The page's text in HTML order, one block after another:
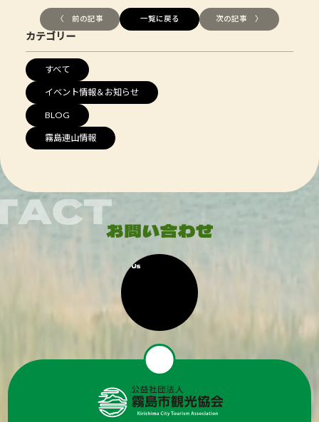
〈 前の記事 一覧に戻る 次の記事 〉
カテゴリー
すべて
イベント情報＆お知らせ
BLOG
霧島連山情報